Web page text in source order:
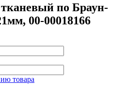
по Браун-
00-00018166
товара